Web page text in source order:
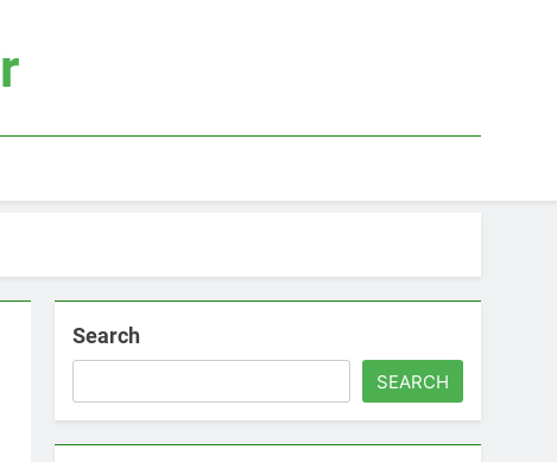
Search
SEARCH